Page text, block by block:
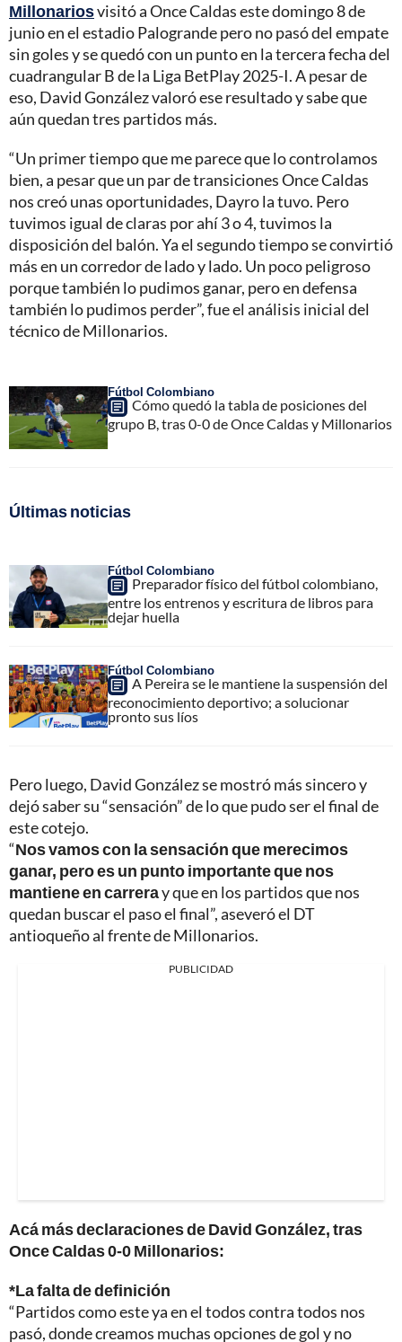
Millonariosvisitó a Once Caldas este domingo 8 de
junio en el estadio Palogrande pero no pasó del empate
sin goles y se quedó con un punto en la tercera fecha del
cuadrangular B de la Liga BetPlay 2025-I. A pesar de
eso, David González valoró ese resultado y sabe que
aún quedan tres partidos más.
“Un primer tiempo que me parece que lo controlamos
bien, a pesar que un par de transiciones Once Caldas
nos creó unas oportunidades, Dayro la tuvo. Pero
tuvimos igual de claras por ahí 3 o 4, tuvimos la
disposición del balón. Ya el segundo tiempo se convirtió
más en un corredor de lado y lado. Un poco peligroso
porque también lo pudimos ganar, pero en defensa
también lo pudimos perder”, fue el análisis inicial del
técnico de Millonarios.
Fútbol Colombiano
Cómo quedó la tabla de posiciones del
grupo B, tras 0-0 de Once Caldas y Millonarios
Últimas noticias
Fútbol Colombiano
Preparador físico del fútbol colombiano,
entre los entrenos y escritura de libros para
dejar huella
Fútbol Colombiano
A Pereira se le mantiene la suspensión del
reconocimiento deportivo; a solucionar
pronto sus líos
Pero luego, David González se mostró más sincero y
dejó saber su “sensación” de lo que pudo ser el final de
este cotejo.
“Nos vamos con la sensación que merecimos
ganar, pero es un punto importante que nos
mantiene en carreray que en los partidos que nos
quedan buscar el paso el final”, aseveró el DT
antioqueño al frente de Millonarios.
PUBLICIDAD
Acá más declaraciones de David González, tras
Once Caldas 0-0 Millonarios:
*La falta de definición
“Partidos como este ya en el todos contra todos nos
pasó, donde creamos muchas opciones de gol y no